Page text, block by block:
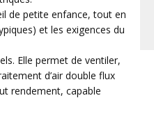
de petite enfance, tout en
et les exigences du
Elle permet de ventiler,
d’air double flux
rendement, capable